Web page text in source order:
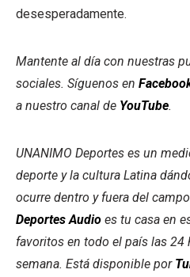
desesperadamente.
Mantente al día con nuestras
sociales. Síguenos en
a nuestro canal de YouTube.
UNANIMO Deportes es un
deporte y la cultura Latina
ocurre dentro y fuera del
Deportes Audio es tu casa en
favoritos en todo el país las 24
semana. Está disponible por